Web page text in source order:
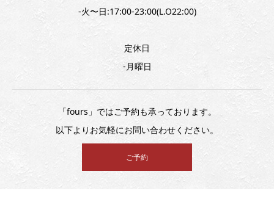
-火〜日:17:00-23:00(L.O22:00)
定休日
-月曜日
「fours」ではご予約も承っております。
以下よりお気軽にお問い合わせください。
ご予約